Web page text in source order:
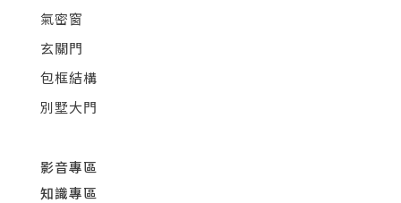
氣密窗
玄關門
包框結構
別墅大門
影音專區
知識專區